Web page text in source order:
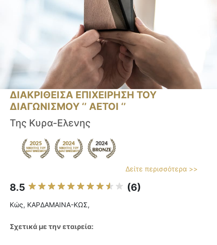
ΔΙΑΚΡΙΘΕΙΣΑ ΕΠΙΧΕΙΡΗΣΗ ΤΟΥ
ΔΙΑΓΩΝΙΣΜΟΥ ‘’ ΑΕΤΟΙ ‘’
Της Κυρα-Ελενης
Δείτε περισσότερα >>
8.5 (6)
Κώς, ΚΑΡΔΑΜΑΙΝΑ-ΚΩΣ,
Σχετικά με την εταιρεία: